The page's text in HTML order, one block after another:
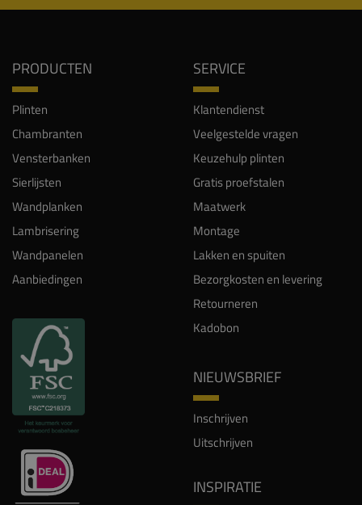
PRODUCTEN
Plinten
Chambranten
Vensterbanken
Sierlijsten
Wandplanken
Lambrisering
Wandpanelen
Aanbiedingen
SERVICE
Klantendienst
Veelgestelde vragen
Keuzehulp plinten
Gratis proefstalen
Maatwerk
Montage
Lakken en spuiten
Bezorgkosten en levering
Retourneren
Kadobon
NIEUWSBRIEF
Inschrijven
Uitschrijven
INSPIRATIE